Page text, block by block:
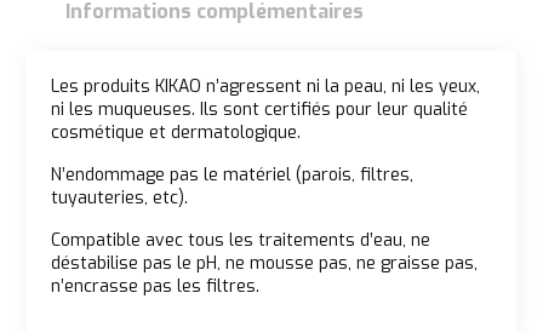
Informations complémentaires
Description
Les produits KIKAO n’agressent ni la peau, ni les yeux,
ni les muqueuses. Ils sont certifiés pour leur qualité
cosmétique et dermatologique.
N’endommage pas le matériel (parois, filtres,
tuyauteries, etc).
Compatible avec tous les traitements d’eau, ne
déstabilise pas le pH, ne mousse pas, ne graisse pas,
n’encrasse pas les filtres.